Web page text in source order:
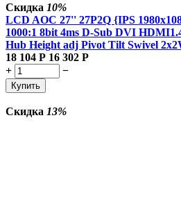
Скидка 10%
LCD AOC 27'' 27P2Q {IPS
1000:1 8bit 4ms D-Sub DVI
Hub Height adj Pivot Tilt Swivel
18 104 Р 16 302 Р
+
−
Купить
Скидка 13%